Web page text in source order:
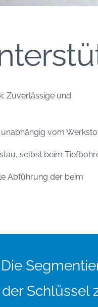
Zuverlässige und
vom
selbst beim
Abführung der beim
Die
der Schlüssel